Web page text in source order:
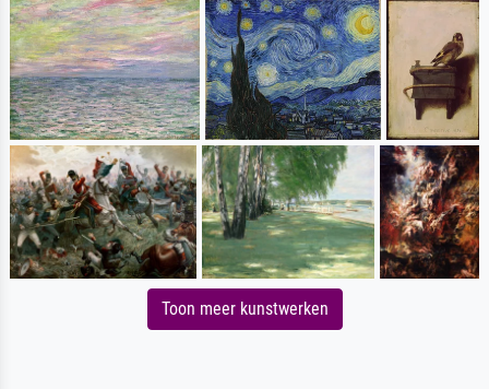
Toon meer kunstwerken